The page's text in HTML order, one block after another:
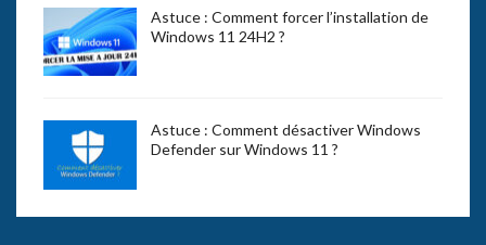
Astuce : Comment forcer l’installation de
Windows 11 24H2 ?
Astuce : Comment désactiver Windows
Defender sur Windows 11 ?